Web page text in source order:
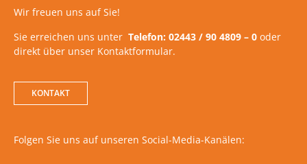
Wir freuen uns auf Sie!
Sie erreichen uns unter Telefon: 02443 / 90 4809 – 0 oder
direkt über unser Kontaktformular.
KONTAKT
Folgen Sie uns auf unseren Social-Media-Kanälen: